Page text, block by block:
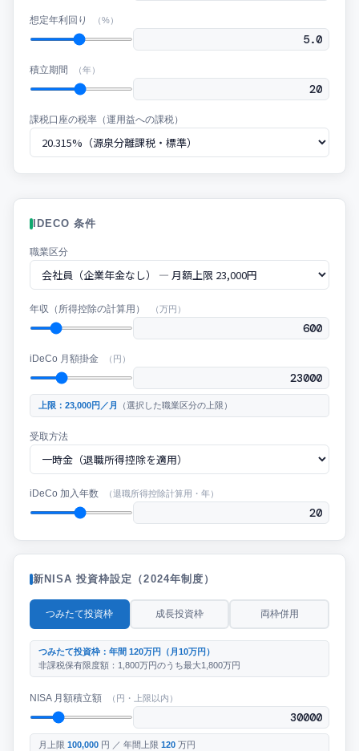
想定年利回り （%）
積立期間 （年）
課税口座の税率（運用益への課税）
IDECO 条件
職業区分
年収（所得控除の計算用） （万円）
iDeCo 月額掛金 （円）
上限：23,000円／月 （選択した職業区分の上限）
受取方法
iDeCo 加入年数 （退職所得控除計算用・年）
新NISA 投資枠設定（2024年制度）
つみたて投資枠 成長投資枠 両枠併用
つみたて投資枠：年間 120万円（月10万円）
非課税保有限度額：1,800万円のうち最大1,800万円
NISA 月額積立額 （円・上限以内）
月上限 100,000 円 ／ 年間上限 120 万円